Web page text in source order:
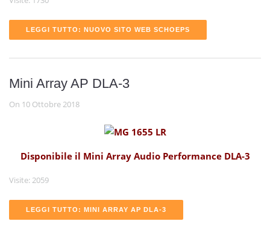
LEGGI TUTTO: NUOVO SITO WEB SCHOEPS
Mini Array AP DLA-3
On 10 Ottobre 2018
Disponibile il Mini Array Audio Performance DLA-3
Visite: 2059
LEGGI TUTTO: MINI ARRAY AP DLA-3